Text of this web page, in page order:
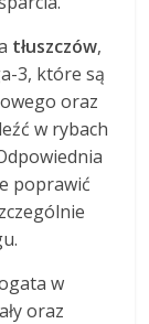
tłuszczów,
3, które są
oraz
w rybach
poprawić
w
oraz